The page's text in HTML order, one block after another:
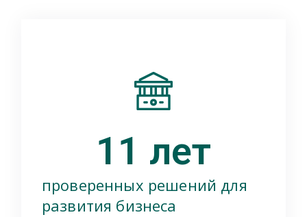
проверенных решений для
развития бизнеса
11 лет